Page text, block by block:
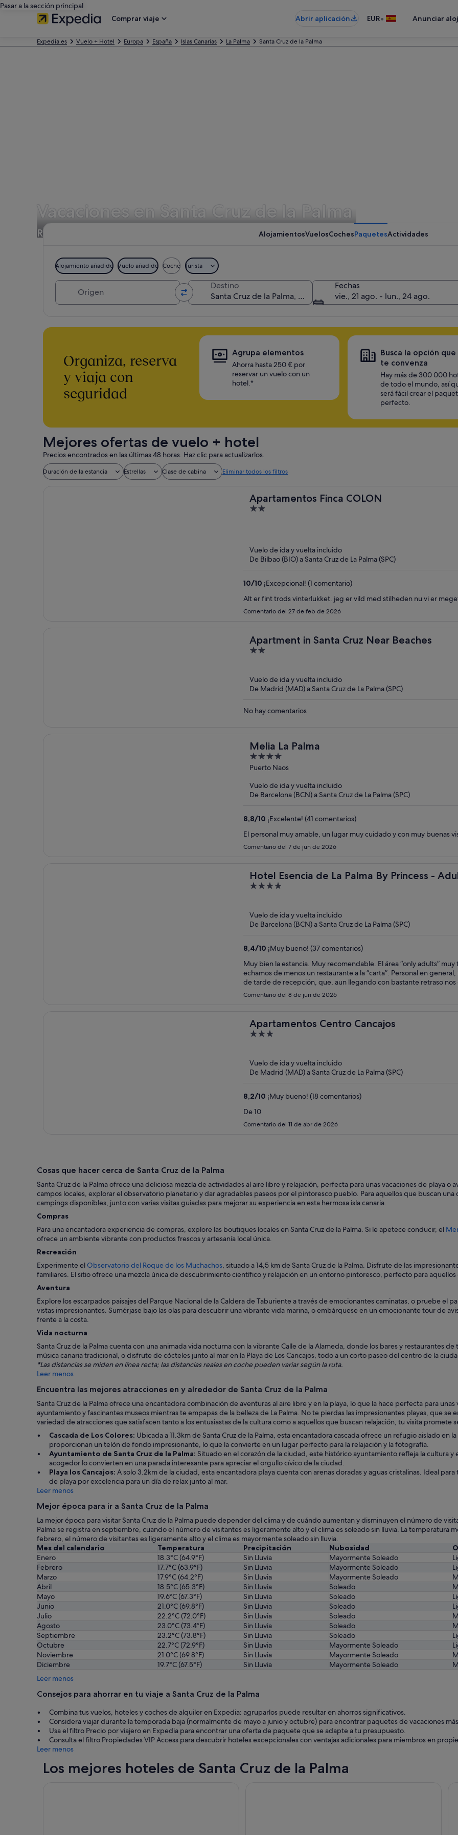
Pasar a la sección principal
Comprar viaje
Abrir aplicación EUR• Anunciar
Expedia.es Vuelo + Hotel Europa España Islas Canarias La Palma Santa Cruz de la Palma
Vacaciones en Santa Cruz de la Palma
Reserva hotel + vuelo o coche juntos y consigue un descuento mejor
AlojamientosVuelosCochesPaquetesActividades
Alojamiento añadido Vuelo añadido Coche Turista
Destino
Fechas
vie., 21 ago. - lun., 24 ago.
Organiza, reserva
y viaja con
seguridad
Agrupa elementos
Ahorra hasta 250 € por
reservar un vuelo con un
hotel.*
Busca la opción que
te convenza
Hay más de 300 000
de todo el mundo, así
será fácil crear el
perfecto.
Mejores ofertas de vuelo + hotel
Precios encontrados en las últimas 48 horas. Haz clic para actualizarlos.
Duración de la estancia Estrellas Clase de cabina Eliminar todos los filtros
Apartamentos Finca COLON
2
Vuelo de ida y vuelta incluido
De Bilbao (BIO) a Santa Cruz de La Palma (SPC)
10/10 ¡Excepcional! (1 comentario)
Alt er fint trods vinterlukket. jeg er vild med stilheden nu vi er
Comentario del 27 de feb de 2026
Apartment in Santa Cruz Near Beaches
2
5
Vuelo de ida y vuelta incluido
De Madrid (MAD) a Santa Cruz de La Palma (SPC)
No hay comentarios
Melia La Palma
4
out
5
Puerto Naos
Vuelo de ida y vuelta incluido
De Barcelona (BCN) a Santa Cruz de La Palma (SPC)
8,8/10 ¡Excelente! (41 comentarios)
El personal muy amable, un lugar muy cuidado y con muy buenas
Comentario del 7 de jun de 2026
Hotel Esencia de La Palma By Princess -
4
5
Vuelo de ida y vuelta incluido
De Barcelona (BCN) a Santa Cruz de La Palma (SPC)
8,4/10 ¡Muy bueno! (37 comentarios)
Muy bien la estancia. Muy recomendable. El área “only adults” muy tranquila,
echamos de menos un restaurante a la “carta”. Personal en
de tarde de recepción, que, aun llegando con bastante retraso
Comentario del 8 de jun de 2026
Apartamentos Centro Cancajos
3
5
Vuelo de ida y vuelta incluido
De Madrid (MAD) a Santa Cruz de La Palma (SPC)
8,2/10 ¡Muy bueno! (18 comentarios)
De 10
Comentario del 11 de abr de 2026
Cosas que hacer cerca de Santa Cruz de la Palma
Santa Cruz de la Palma ofrece una deliciosa mezcla de actividades al aire libre y relajación, perfecta para unas vacaciones de playa
campos locales, explorar el observatorio planetario y dar agradables paseos por el pintoresco pueblo. Para aquellos que buscan una
campings disponibles, junto con varias visitas guiadas para mejorar su experiencia en esta hermosa isla canaria.
Compras
Para una encantadora experiencia de compras, explore las boutiques locales en Santa Cruz de la Palma. Si le apetece conducir, el
ofrece un ambiente vibrante con productos frescos y artesanía local única.
Recreación
Experimente elObservatorio del Roque de los Muchachos, situado a 14,5 km de Santa Cruz de la Palma. Disfrute de las
familiares. El sitio ofrece una mezcla única de descubrimiento científico y relajación en un entorno pintoresco, perfecto para
Aventura
Explore los escarpados paisajes del Parque Nacional de la Caldera de Taburiente a través de emocionantes caminatas, o pruebe el
vistas impresionantes. Sumérjase bajo las olas para descubrir una vibrante vida marina, o embárquese en un emocionante tour de
frente a la costa.
Vida nocturna
Santa Cruz de la Palma cuenta con una animada vida nocturna con la vibrante Calle de la Alameda, donde los bares y restaurantes
música canaria tradicional, o disfrute de cócteles junto al mar en la Playa de Los Cancajos, todo a un corto paseo del centro de la
*Las distancias se miden en línea recta; las distancias reales en coche pueden variar según la ruta.
Leer menos
Encuentra las mejores atracciones en y alrededor de Santa Cruz de la Palma
Santa Cruz de la Palma ofrece una encantadora combinación de aventuras al aire libre y en la playa, lo que la hace perfecta para
ayuntamiento y fascinantes museos mientras te empapas de la belleza de La Palma. No te pierdas las impresionantes playas, que se
variedad de atracciones que satisfacen tanto a los entusiastas de la cultura como a aquellos que buscan relajación, tu visita promete
Cascada de Los Colores: Ubicada a 11.3km de Santa Cruz de la Palma, esta encantadora cascada ofrece un refugio aislado en
proporcionan un telón de fondo impresionante, lo que la convierte en un lugar perfecto para la relajación y la fotografía.
Ayuntamiento de Santa Cruz de la Palma: Situado en el corazón de la ciudad, este histórico ayuntamiento refleja la cultura
acogedor lo convierten en una parada interesante para apreciar el orgullo cívico de la ciudad.
Playa los Cancajos: A solo 3.2km de la ciudad, esta encantadora playa cuenta con arenas doradas y aguas cristalinas. Ideal
de playa por excelencia para un día de relax junto al mar.
Leer menos
Mejor época para ir a Santa Cruz de la Palma
La mejor época para visitar Santa Cruz de la Palma puede depender del clima y de cuándo aumentan y disminuyen el número de
Palma se registra en septiembre, cuando el número de visitantes es ligeramente alto y el clima es soleado sin lluvia. La temperatura
febrero, el número de visitantes es ligeramente alto y el clima es mayormente soleado sin lluvia.
Mes del calendario
Temperatura Precipitación Nubosidad
Enero
18.3°C (64.9°F) Sin Lluvia Mayormente Soleado
Febrero
17.7°C (63.9°F) Sin Lluvia Mayormente Soleado
Marzo
17.9°C (64.2°F) Sin Lluvia Mayormente Soleado
Abril
18.5°C (65.3°F) Sin Lluvia Soleado
Mayo
19.6°C (67.3°F) Sin Lluvia Soleado
Junio
21.0°C (69.8°F) Sin Lluvia Soleado
Julio
22.2°C (72.0°F) Sin Lluvia Soleado
Agosto
23.0°C (73.4°F) Sin Lluvia Soleado
Septiembre
23.2°C (73.8°F) Sin Lluvia Soleado
Octubre
22.7°C (72.9°F) Sin Lluvia Mayormente Soleado
Noviembre
21.0°C (69.8°F) Sin Lluvia Mayormente Soleado
Diciembre
19.7°C (67.5°F) Sin Lluvia Mayormente Soleado
Leer menos
Consejos para ahorrar en tu viaje a Santa Cruz de la Palma
Combina tus vuelos, hoteles y coches de alquiler en Expedia: agruparlos puede resultar en ahorros significativos.
Considera viajar durante la temporada baja (normalmente de mayo a junio y octubre) para encontrar paquetes de vacaciones
Usa el filtro Precio por viajero en Expedia para encontrar una oferta de paquete que se adapte a tu presupuesto.
Consulta el filtro Propiedades VIP Access para descubrir hoteles excepcionales con ventajas adicionales para miembros en
Leer menos
Los mejores hoteles de Santa Cruz de la Palma